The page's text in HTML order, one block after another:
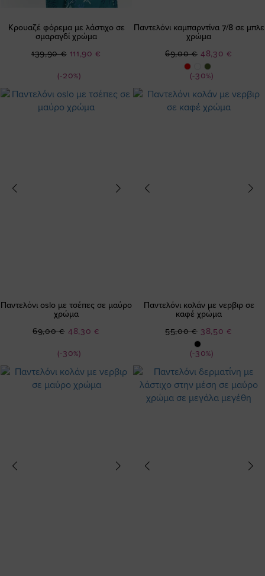
Κρουαζέ φόρεμα με λάστιχο σε
σμαραγδί χρώμα
(-20%)
Ειδική
111,90 €
139,90 €
Παντελόνι καμπαρντίνα 7/8 σε μπλε
χρώμα
(-30%)
Ειδική
Τιμή
48,30 €
69,00 €
Παντελόνι oslo με τσέπες σε μαύρο
χρώμα
(-30%)
Ειδική
48,30 €
69,00 €
Παντελόνι κολάν με νερβιρ σε
καφέ χρώμα
(-30%)
Ειδική
Τιμή
38,50 €
55,00 €